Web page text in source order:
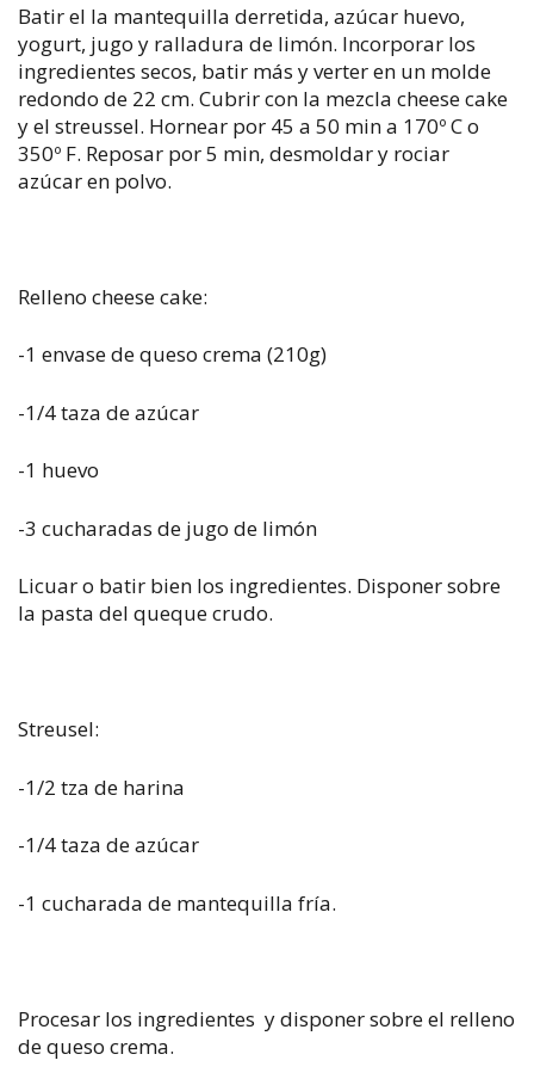
Batir el la mantequilla derretida, azúcar huevo,
yogurt, jugo y ralladura de limón. Incorporar los
ingredientes secos, batir más y verter en un molde
redondo de 22 cm. Cubrir con la mezcla cheese cake
y el streussel. Hornear por 45 a 50 min a 170º C o
350º F. Reposar por 5 min, desmoldar y rociar
azúcar en polvo.
Relleno cheese cake:
-1 envase de queso crema (210g)
-1/4 taza de azúcar
-1 huevo
-3 cucharadas de jugo de limón
Licuar o batir bien los ingredientes. Disponer sobre
la pasta del queque crudo.
Streusel:
-1/2 tza de harina
-1/4 taza de azúcar
-1 cucharada de mantequilla fría.
Procesar los ingredientes y disponer sobre el relleno
de queso crema.